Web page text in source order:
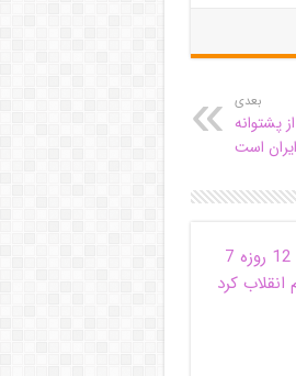
بعدی
پشتوانه
است
استان البرز در جنگ 12 روزه 7
کرد